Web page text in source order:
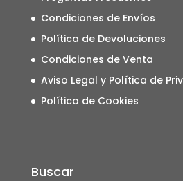
Condiciones de Envíos
Política de Devoluciones
Condiciones de Venta
Aviso Legal y Política de
Política de Cookies
Buscar